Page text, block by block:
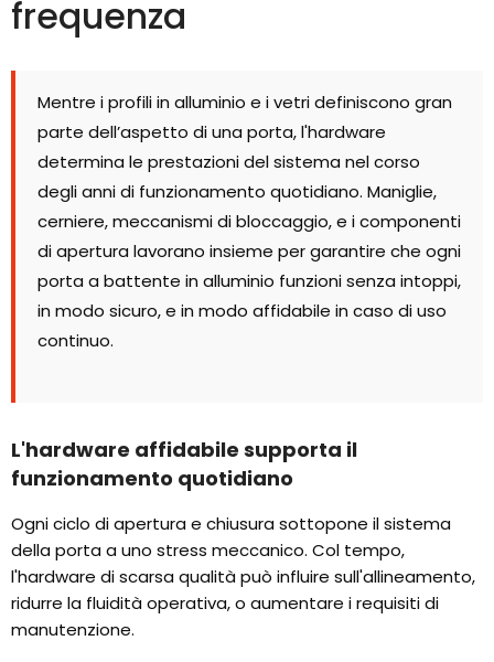
frequenza
Mentre i profili in alluminio e i vetri definiscono gran
parte dell’aspetto di una porta, l'hardware
determina le prestazioni del sistema nel corso
degli anni di funzionamento quotidiano. Maniglie,
cerniere, meccanismi di bloccaggio, e i componenti
di apertura lavorano insieme per garantire che ogni
porta a battente in alluminio funzioni senza intoppi,
in modo sicuro, e in modo affidabile in caso di uso
continuo.
L'hardware affidabile supporta il
funzionamento quotidiano
Ogni ciclo di apertura e chiusura sottopone il sistema
della porta a uno stress meccanico. Col tempo,
l'hardware di scarsa qualità può influire sull'allineamento,
ridurre la fluidità operativa, o aumentare i requisiti di
manutenzione.